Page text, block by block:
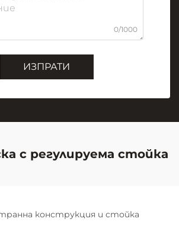
0/1000
ИЗПРАТИ
с регулируема стойка
конструкция и стойка